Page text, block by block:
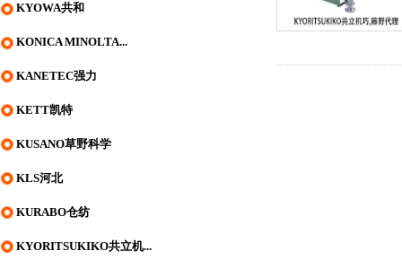
KYOWA共和
KONICA MINOLTA...
KANETEC强力
KETT凯特
KUSANO草野科学
KLS河北
KURABO仓纺
KYORITSUKIKO共立机...